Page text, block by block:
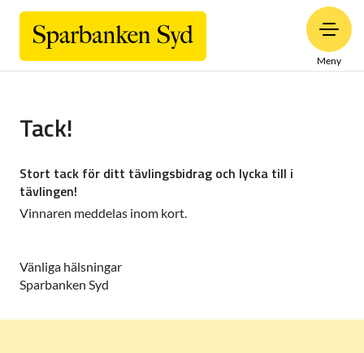
Meny
Tack!
Stort tack för ditt tävlingsbidrag och lycka till i
tävlingen!
Vinnaren meddelas inom kort.
Vänliga hälsningar
Sparbanken Syd